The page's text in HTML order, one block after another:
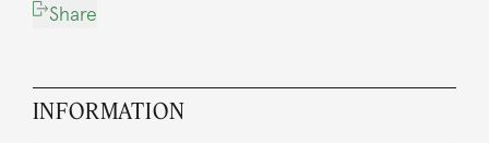
Share
INFORMATION